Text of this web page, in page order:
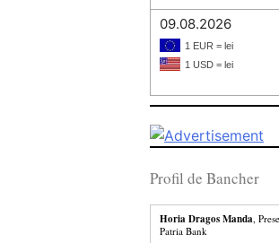
09.08.2026
1 EUR = lei
1 USD = lei
Profil de Bancher
Horia Dragos Manda ,
Patria Bank